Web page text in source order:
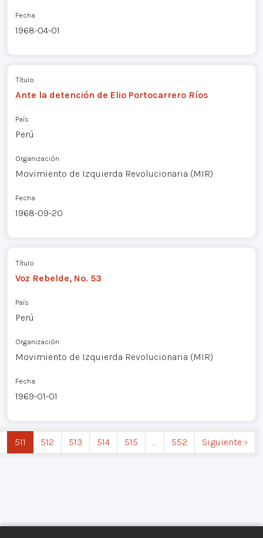
Fecha
1968-04-01
Título
Ante la detención de Elio Portocarrero Ríos
País
Perú
Organización
Movimiento de Izquierda Revolucionaria (MIR)
Fecha
1968-09-20
Título
Voz Rebelde, No. 53
País
Perú
Organización
Movimiento de Izquierda Revolucionaria (MIR)
Fecha
1969-01-01
511 512 513 514 515 … 552 Siguiente ›